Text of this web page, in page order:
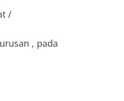
/
, pada